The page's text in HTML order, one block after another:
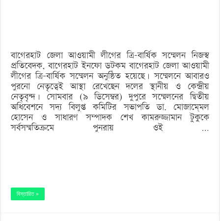
বাগেরহাট জেলা আওয়ামী লীগের ত্রি-বার্ষিক সম্মেলন নিজস্ব
প্রতিবেদক, বাগেরহাট ইনফো ডটকম বাগেরহাট জেলা আওয়ামী
লীগের ত্রি-বার্ষিক সম্মেলন অনুষ্ঠিত হয়েছে। সম্মেলনে আবারও
পুরনো নেতৃত্বেই আস্থা রেখেছেন দলের স্থানীয় ও কেন্দ্রীয়
নেতৃবৃন্দ। সোমবার (৯ ডিসেম্বর) দুপুরে সম্মেলনের দ্বিতীয়
অধিবেশনে সদ্য বিলুপ্ত কমিটির সভাপতি ডা. মোজামে্মল
হোসেন ও সাধারণ সম্পাদক শেখ কামরুজ্জামান টুকুকে
সর্বসম্মতিক্রমে পুনরায় ওই …
বিস্তারিত »